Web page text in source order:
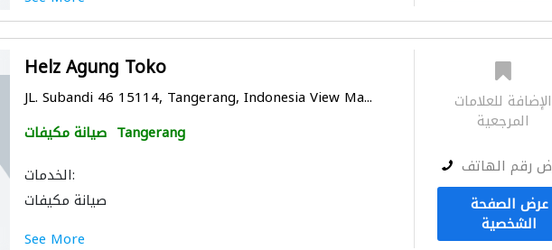
Helz Agung Toko
JL. Subandi 46 15114, Tangerang, Indonesia View Ma...
صيانة مكيفات Tangerang
الخدمات:
صيانة مكيفات
See More
الإضافة للعلامات
المرجعية
رقم الهاتف
عرض الصفحة
الشخصية